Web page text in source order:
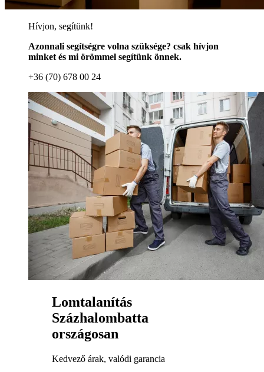
Hívjon, segítünk!
Azonnali segítségre volna szüksége? csak hívjon
minket és mi örömmel segítünk önnek.
+36 (70) 678 00 24
Lomtalanítás
Százhalombatta
országosan
Kedvező árak, valódi garancia